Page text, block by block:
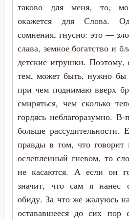
Наслаждение
Насмешка
Ненависть
Обида
Оскорбление
Осуждение
Очищение
Падение
таково для меня, то,
окажется для Слова.
сомнения, гнусно: это —
слава, земное богатство и
детские игрушки.
тем, может быть, нужно бы
при чем поднимаю вверх
смиряться, чем сколько
гордясь неблагоразумно.
больше
правды в том, что говорит
ослепленный гневом, то
не касаются. А если он
значит, что сам я нанес
обиду. За что же жалуюсь
остававшееся до сих пор